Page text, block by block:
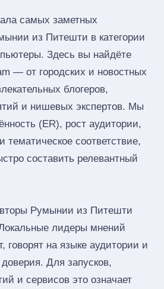
самых заметных
из Питешти в категории
Здесь вы найдёте
— от городских и новостных
блогеров,
и нишевых экспертов. Мы
(ER), рост аудитории,
тематическое соответствие,
составить релевантный
Румынии из Питешти
лидеры мнений
говорят на языке аудитории и
Для запусков,
и сервисов это означает